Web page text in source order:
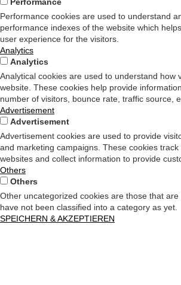
Performance cookies are used to understand
performance indexes of the website which
user experience for the visitors.
Analytics
Analytics
Analytical cookies are used to understand how
website. These cookies help provide
number of visitors, bounce rate, traffic source,
Advertisement
Advertisement
Advertisement cookies are used to provide
and marketing campaigns. These cookies
websites and collect information to provide
Others
Others
Other uncategorized cookies are those that
have not been classified into a category as yet.
SPEICHERN & AKZEPTIEREN